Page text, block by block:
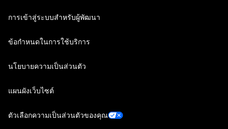
การเข้าสู่ระบบสำหรับผู้พัฒนา
ข้อกำหนดในการใช้บริการ
นโยบายความเป็นส่วนตัว
แผนผังเว็บไซต์
ตัวเลือกความเป็นส่วนตัวของคุณ